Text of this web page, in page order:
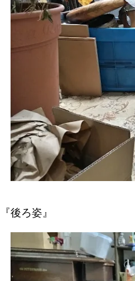
『後ろ姿』